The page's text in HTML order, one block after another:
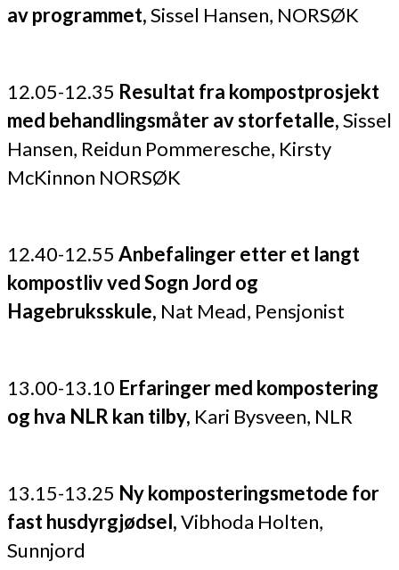
av programmet,Sissel Hansen, NORSØK
12.05-12.35 Resultat fra kompostprosjekt
med behandlingsmåter av storfetalle,Sissel
Hansen, Reidun Pommeresche, Kirsty
McKinnon NORSØK
12.40-12.55 Anbefalinger etter et langt
kompostliv ved Sogn Jord og
Hagebruksskule, Nat Mead, Pensjonist
13.00-13.10 Erfaringer med kompostering
og hva NLR kan tilby, Kari Bysveen, NLR
13.15-13.25 Ny komposteringsmetode for
fast husdyrgjødsel,Vibhoda Holten,
Sunnjord